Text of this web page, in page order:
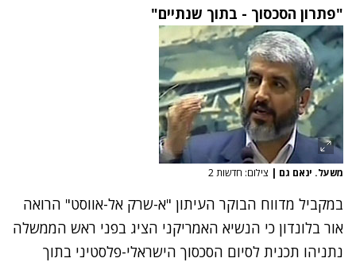
"פתרון הסכסוך - בתוך שנתיים"
משעל. ינאם גם | צילום: חדשות 2
במקביל מדווח הבוקר העיתון "א-שרק אל-אווסט" הרואה
אור בלונדון כי הנשיא האמריקני הציג בפני ראש הממשלה
נתניהו תכנית לסיום הסכסוך הישראלי-פלסטיני בתוך